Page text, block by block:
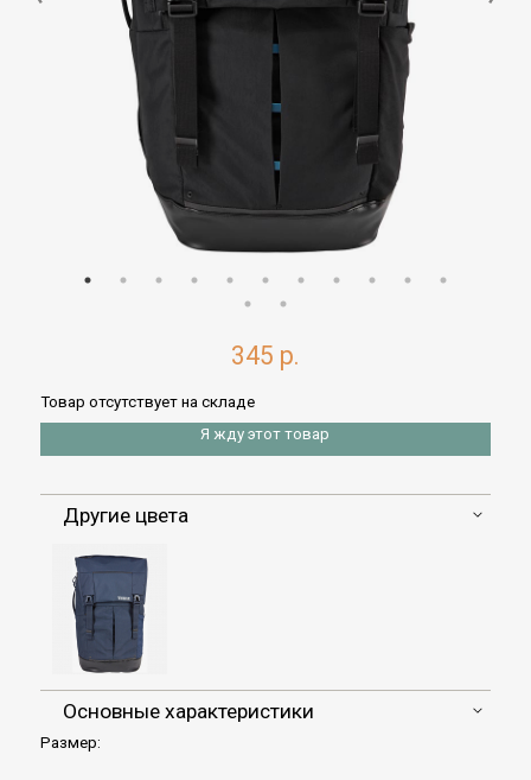
345 р.
Товар отсутствует на складе
Я жду этот товар
Другие цвета
Основные характеристики
Размер: